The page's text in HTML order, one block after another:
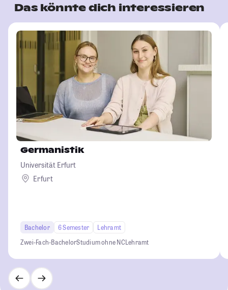
Das könnte dich interessieren
Germanistik
Universität Erfurt
Erfurt
Bachelor 6 Semester
Lehramt
Zwei-Fach-BachelorStudium ohne NCLehramt